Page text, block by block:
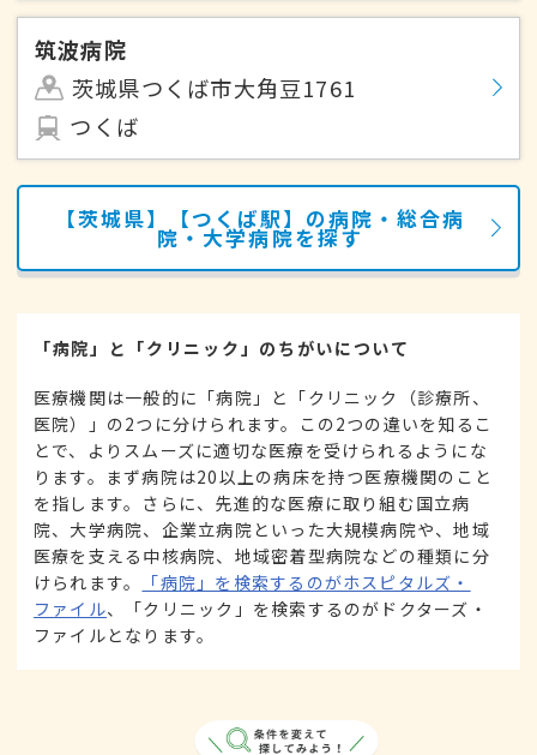
筑波病院
茨城県つくば市大角豆1761
つくば
【茨城県】【つくば駅】の病院・総合病
院・大学病院を探す
「病院」と「クリニック」のちがいについて
医療機関は一般的に「病院」と「クリニック（診療所、
医院）」の2つに分けられます。この2つの違いを知るこ
とで、よりスムーズに適切な医療を受けられるようにな
ります。まず病院は20以上の病床を持つ医療機関のこと
を指します。さらに、先進的な医療に取り組む国立病
院、大学病院、企業立病院といった大規模病院や、地域
医療を支える中核病院、地域密着型病院などの種類に分
けられます。
「病院」を検索するのがホスピタルズ・
ファイル、「クリニック」を検索するのがドクターズ・
ファイルとなります。